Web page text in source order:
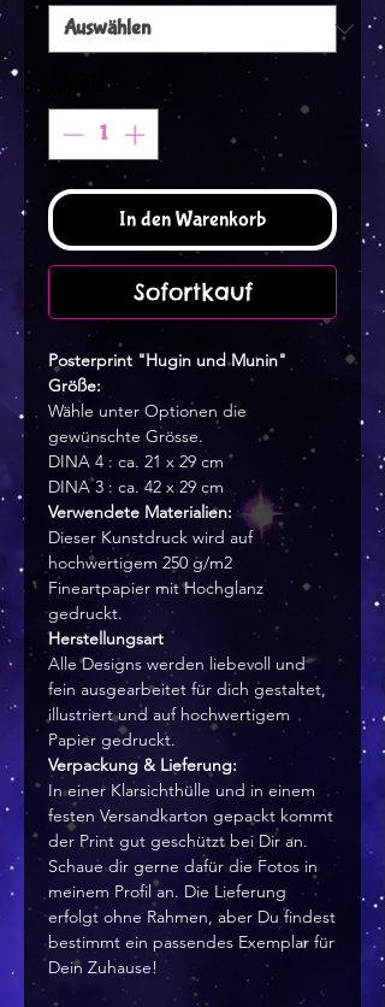
*
In den Warenkorb
Sofortkauf
Posterprint "Hugin und Munin"
Größe:
Wähle unter Optionen die
gewünschte Grösse.
DINA 4 : ca. 21 x 29 cm
DINA 3 : ca. 42 x 29 cm
Verwendete Materialien:
Dieser Kunstdruck wird auf
hochwertigem 250 g/m2
Fineartpapier mit Hochglanz
gedruckt.
Herstellungsart
Alle Designs werden liebevoll und
fein ausgearbeitet für dich gestaltet,
illustriert und auf hochwertigem
Papier gedruckt.
Verpackung & Lieferung:
In einer Klarsichthülle und in einem
festen Versandkarton gepackt kommt
der Print gut geschützt bei Dir an.
Schaue dir gerne dafür die Fotos in
meinem Profil an. Die Lieferung
erfolgt ohne Rahmen, aber Du findest
bestimmt ein passendes Exemplar für
Dein Zuhause!